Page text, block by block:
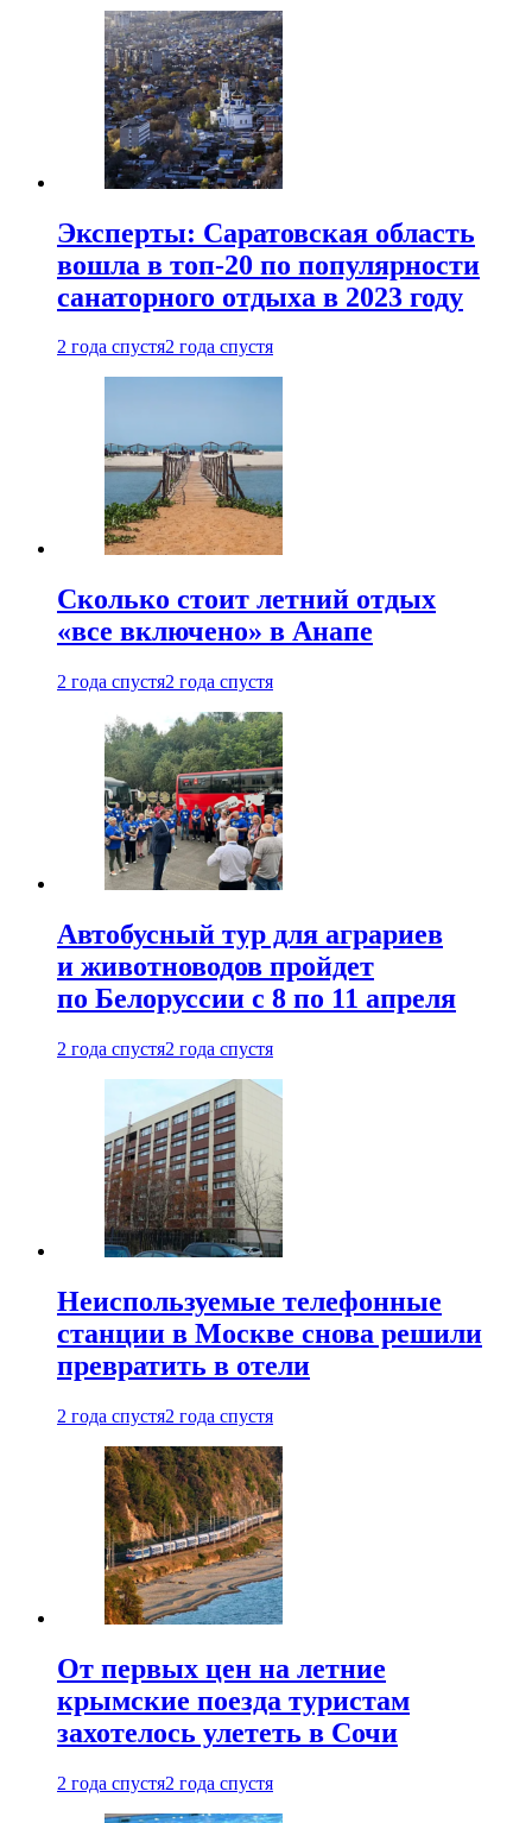
Эксперты: Саратовская область
вошла в топ-20 по популярности
санаторного отдыха в 2023 году
2 года спустя2 года спустя
Сколько стоит летний отдых
«все включено» в Анапе
2 года спустя2 года спустя
Автобусный тур для аграриев
и животноводов пройдет
по Белоруссии с 8 по 11 апреля
2 года спустя2 года спустя
Неиспользуемые телефонные
станции в Москве снова решили
превратить в отели
2 года спустя2 года спустя
От первых цен на летние
крымские поезда туристам
захотелось улететь в Сочи
2 года спустя2 года спустя